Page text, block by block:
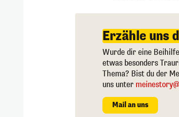
Erzähle uns
Wurde dir eine
etwas besonders
Thema? Bist du der
uns unter
Mail an uns